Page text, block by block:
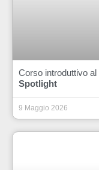
Corso introduttivo al
Spotlight
9 Maggio 2026